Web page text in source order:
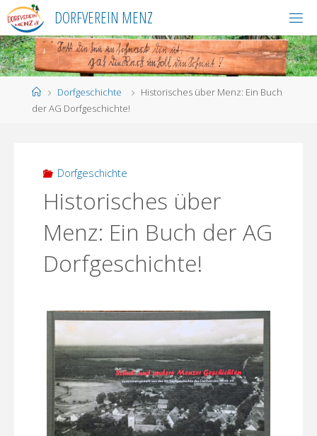
Skip
to
content
DORFVEREIN MENZ
HomeDorfgeschichte
Historisches über Menz: Ein Buch
der AG Dorfgeschichte!
Dorfgeschichte
Historisches über
Menz: Ein Buch der AG
Dorfgeschichte!